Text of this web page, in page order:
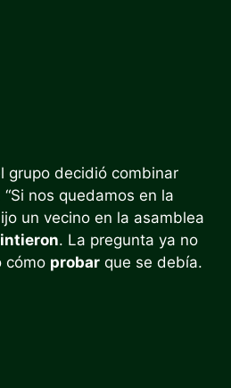
grupo decidió combinar
nos quedamos en la
un vecino en la asamblea
. La pregunta ya no
cómo probar que se debía.